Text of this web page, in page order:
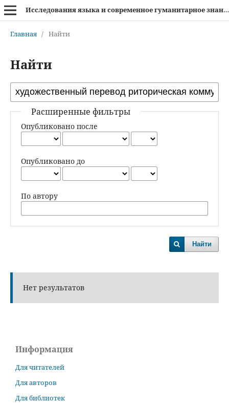
Исследования языка и современное гуманитарное знание
Главная / Найти
Найти
Расширенные фильтры
Опубликовано после
Опубликовано до
По автору
Найти
Нет результатов
Информация
Для читателей
Для авторов
Для библиотек